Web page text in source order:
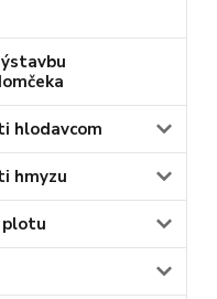
hlodavcom
hmyzu
plotu